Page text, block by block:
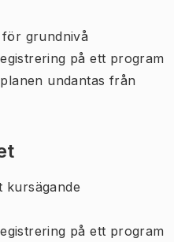
grundnivå
på ett program
undantas från
kursägande
på ett program